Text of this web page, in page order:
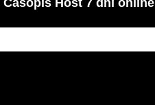
Časopis Host 7 dní online